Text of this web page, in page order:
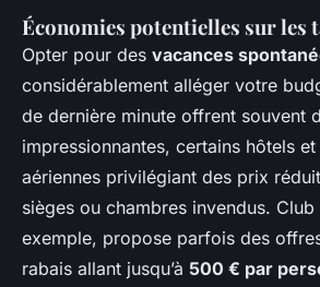
Économies potentielles sur les
Opter pour des vacances
considérablement alléger votre
de dernière minute offrent souvent
impressionnantes, certains hôtels
aériennes privilégiant des prix
sièges ou chambres invendus.
exemple, propose parfois des
rabais allant jusqu’à 500 € par